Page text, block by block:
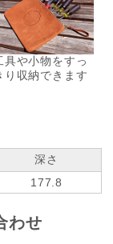
具や小物をすっ
り収納できます
深さ
177.8
わせ